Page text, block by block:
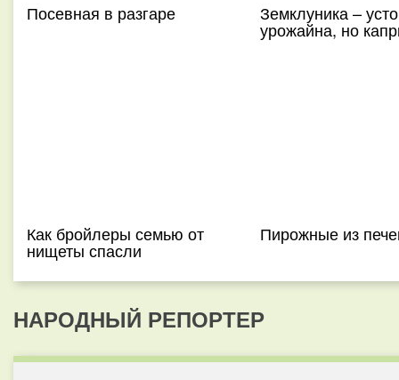
Посевная в разгаре Земклуника –
урожайна, но
Как бройлеры семью от
нищеты спасли
Пирожные из
НАРОДНЫЙ РЕПОРТЕР